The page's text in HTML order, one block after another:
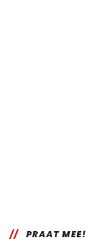
PRAAT MEE!